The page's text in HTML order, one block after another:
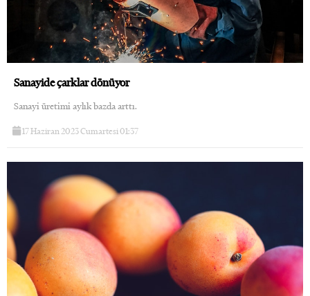
Sanayide çarklar dönüyor
Sanayi üretimi aylık bazda arttı.
17 Haziran 2023 Cumartesi 01:37